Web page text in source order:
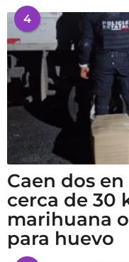
4
Caen dos
cerca de 30
marihuana
para huevo